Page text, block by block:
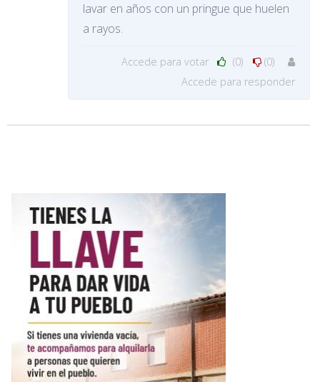
lavar en años con un pringue que huelen
a rayos.
Accede para votar (0)
(0)
Accede para responder